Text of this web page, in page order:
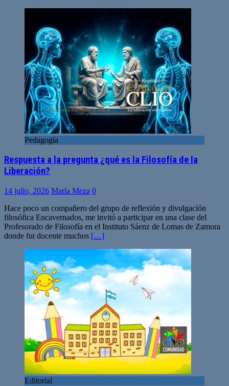
Pedagogía
Respuesta a la pregunta ¿qué es la Filosofía de la
Liberación?
14 julio, 2026 María Meza 0
Hace poco un compañero del grupo de reflexión y divulgación
filosófica Encavernados, me invitó a participar en una clase del
Profesorado de Filosofía en el Instituto Sáenz de Lomas de Zamora
donde fui docente muchos […]
Editorial